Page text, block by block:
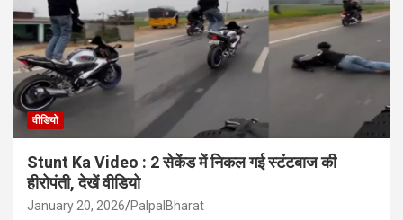
वीडियो
Stunt Ka Video : 2 सेकेंड में निकल गई स्टंटबाज की
हीरोपंती, देखें वीडियो
January 20, 2026 PalpalBharat